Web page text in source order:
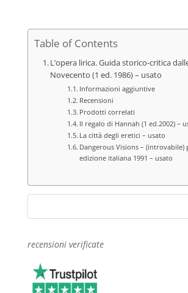
Table of Contents
L’opera lirica. Guida storico-critica
Novecento (1 ed. 1986) – usato
Informazioni aggiuntive
Recensioni
Prodotti correlati
Il regalo di Hannah (1 ed.2002) –
La città degli eretici – usato
Dangerous Visions – (introvabile)
edizione italiana 1991 – usato
recensioni verificate